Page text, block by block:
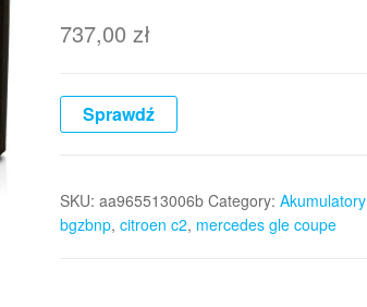
737,00 zł
Sprawdź
SKU: aa965513006b Category: Akumulatory
bgzbnp, citroen c2, mercedes gle coupe